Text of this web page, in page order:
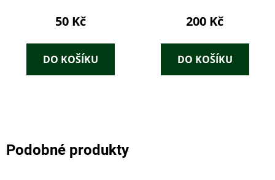
50 Kč
DO KOŠÍKU
200 Kč
DO KOŠÍKU
Podobné produkty